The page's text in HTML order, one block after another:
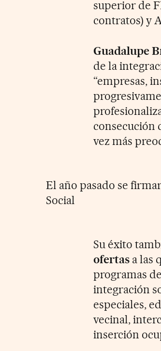
superior de
contratos) y
Guadalupe
de la
“empresas,
consecución
vez más
El año pasado se
Social
Su éxito
ofertas a las
programas
integración
especiales,
vecinal,
inserción